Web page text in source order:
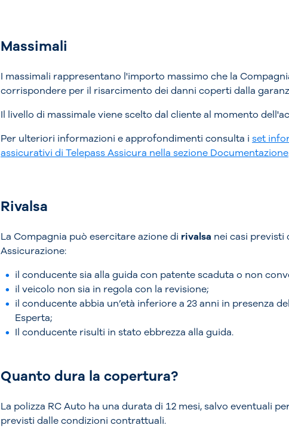
Massimali
I massimali rappresentano l'importo massimo che la
corrispondere per il risarcimento dei danni coperti dalla
Il livello di massimale viene scelto dal cliente al momento
Per ulteriori informazioni e approfondimenti consulta i set
assicurativi di Telepass Assicura nella sezione Documentazione
Rivalsa
La Compagnia può esercitare azione di rivalsa nei casi previsti
Assicurazione:
il conducente sia alla guida con patente scaduta o non
il veicolo non sia in regola con la revisione;
il conducente abbia un’età inferiore a 23 anni in presenza
Esperta;
Il conducente risulti in stato ebbrezza alla guida.
Quanto dura la copertura?
La polizza RC Auto ha una durata di 12 mesi, salvo eventuali
previsti dalle condizioni contrattuali.